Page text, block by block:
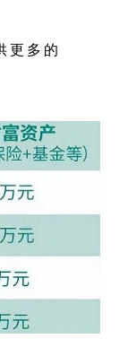
更多的